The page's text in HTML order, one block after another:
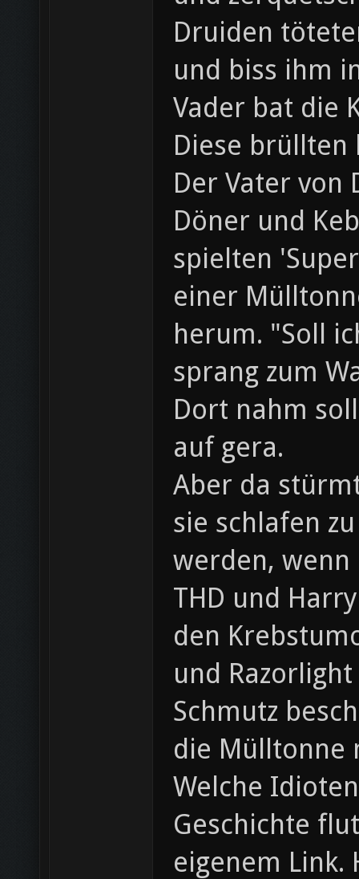
Druiden
und biss ihm
Vader bat die
Diese brüllten
Der Vater von
Döner und
spielten
einer
herum. "Soll
sprang zum
Dort nahm
auf gera.
Aber da
sie schlafen
werden, wenn
THD und
den
und
Schmutz
die Mülltonne
Welche
Geschichte
eigenem Link.